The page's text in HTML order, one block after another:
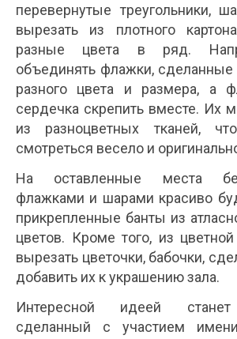
перевернутые треугольники,
вырезать из плотного
разные цвета в ряд.
объединять флажки,
разного цвета и размера, а
сердечка скрепить вместе. Их
из разноцветных тканей,
смотреться весело и
На оставленные места
флажками и шарами красиво
прикрепленные банты из
цветов. Кроме того, из
вырезать цветочки, бабочки,
добавить их к украшению зала.
Интересной идеей станет
сделанный с участием